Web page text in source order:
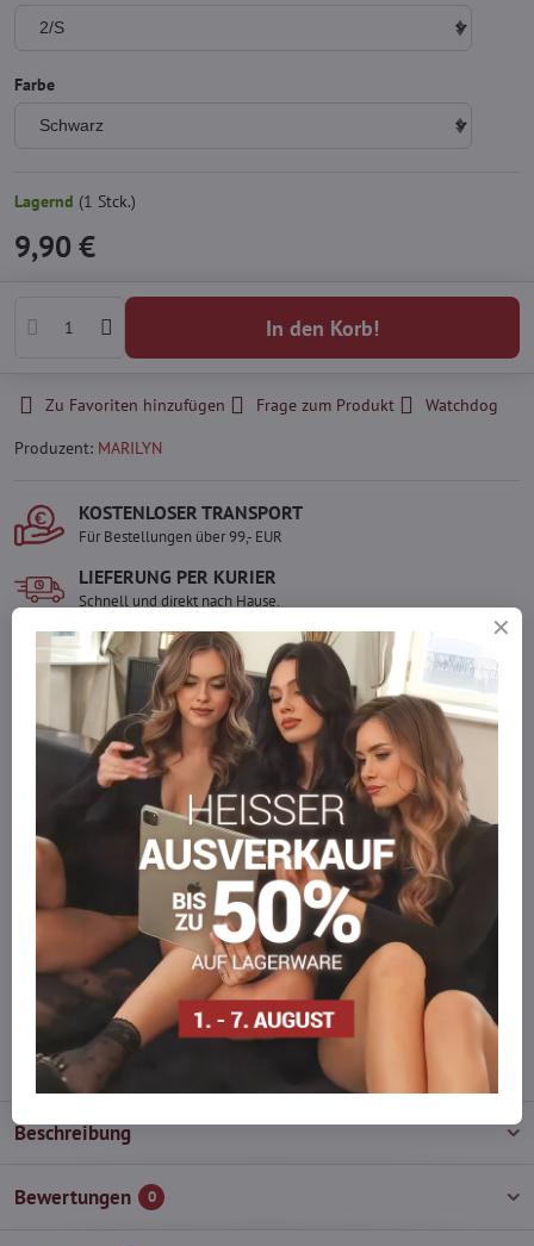
Farbe
Lagernd (1 Stck.)
9,90 €
In den Korb!
Zu Favoriten hinzufügen Frage zum Produkt
Watchdog
Produzent: MARILYN
KOSTENLOSER TRANSPORT
Für Bestellungen über 99,- EUR
LIEFERUNG PER KURIER
Schnell und direkt nach Hause.
SICHERE ZAHLUNGEN
Gesicherte Online-Zahlungen
Ware auf Lager
Wir versenden sofort
Werden Sie Teil von everlady
Werden Sie Teil von everlady und genießen Sie einen5 %
Mitgliedervorteilbei jedem Einkauf.
Der Vorteil wird automatisch im Warenkorb angewendet.
Möchten Sie mehr bestellen, als wir
auf Lager haben?
Zögern Sie nicht, uns zu kontaktieren, wir füllen die Ware für Sie
wieder auf!
info​@everlady​.eu
Beschreibung
Bewertungen 0